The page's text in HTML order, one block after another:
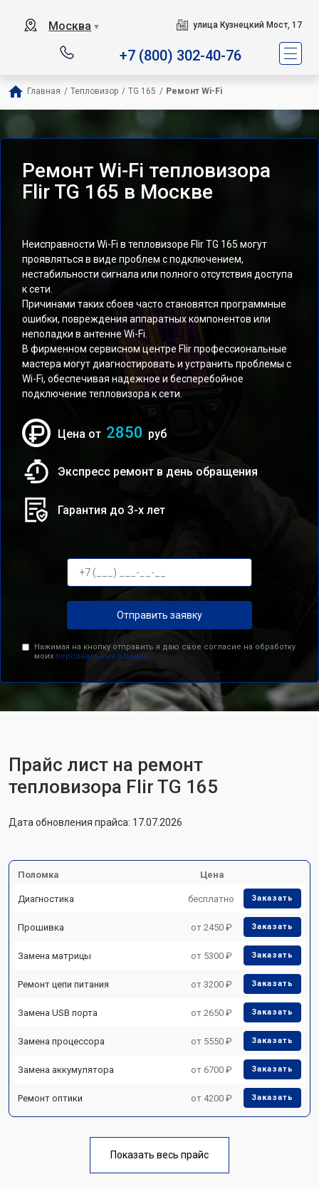
Москва ▼ улица Кузнецкий Мост, 17
+7 (800) 302-40-76
Главная / Тепловизор / TG 165 / Ремонт Wi-Fi
Ремонт Wi-Fi тепловизора
Flir TG 165 в Москве
Неисправности Wi-Fi в тепловизоре Flir TG 165 могут
проявляться в виде проблем с подключением,
нестабильности сигнала или полного отсутствия доступа
к сети.
Причинами таких сбоев часто становятся программные
ошибки, повреждения аппаратных компонентов или
неполадки в антенне Wi-Fi.
В фирменном сервисном центре Flir профессиональные
мастера могут диагностировать и устранить проблемы с
Wi-Fi, обеспечивая надежное и бесперебойное
подключение тепловизора к сети.
Цена от 2850 руб
Экспресс ремонт в день обращения
Гарантия до 3-х лет
Отправить заявку
Нажимая на кнопку отправить я даю свое согласие на обработку
моих персональных данных.
Прайс лист на ремонт
тепловизора Flir TG 165
Дата обновления прайса: 17.07.2026
Поломка Цена
Диагностика бесплатно Заказать
Прошивка от 2450 ₽ Заказать
Замена матрицы от 5300 ₽ Заказать
Ремонт цепи питания от 3200 ₽ Заказать
Замена USB порта от 2650 ₽ Заказать
Замена процессора от 5550 ₽ Заказать
Замена аккумулятора от 6700 ₽ Заказать
Ремонт оптики от 4200 ₽ Заказать
Показать весь прайс